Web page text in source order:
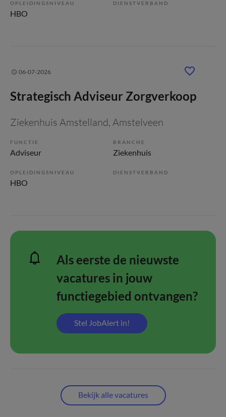
OPLEIDINGSNIVEAU
HBO
DIENSTVERBAND
06-07-2026
Strategisch Adviseur Zorgverkoop
Ziekenhuis Amstelland, Amstelveen
FUNCTIE
Adviseur
BRANCHE
Ziekenhuis
OPLEIDINGSNIVEAU
HBO
DIENSTVERBAND
Als eerste de nieuwste
vacatures in jouw
functiegebied ontvangen?
Stel JobAlert in!
Bekijk alle vacatures